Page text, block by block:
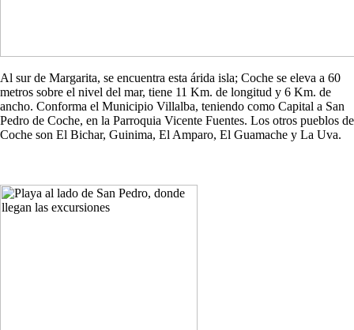
Al sur de Margarita, se encuentra esta árida isla; Coche se eleva a 60
metros sobre el nivel del mar, tiene 11 Km. de longitud y 6 Km. de
ancho. Conforma el Municipio Villalba, teniendo como Capital a San
Pedro de Coche, en la Parroquia Vicente Fuentes. Los otros pueblos de
Coche son El Bichar, Guinima, El Amparo, El Guamache y La Uva.